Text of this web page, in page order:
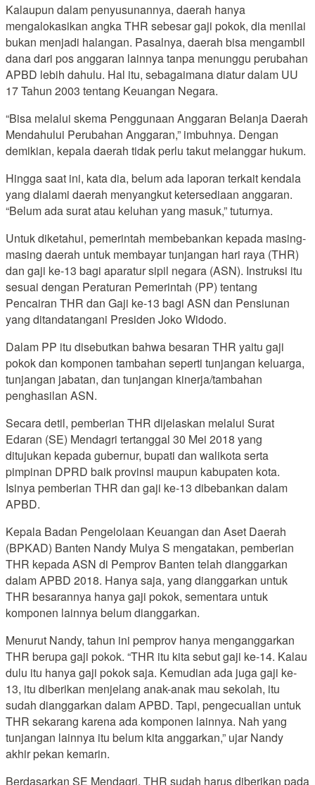
Kalaupun dalam penyusunannya, daerah hanya
mengalokasikan angka THR sebesar gaji pokok, dia menilai
bukan menjadi halangan. Pasalnya, daerah bisa mengambil
dana dari pos anggaran lainnya tanpa menunggu perubahan
APBD lebih dahulu. Hal itu, sebagaimana diatur dalam UU
17 Tahun 2003 tentang Keuangan Negara.
“Bisa melalui skema Penggunaan Anggaran Belanja Daerah
Mendahului Perubahan Anggaran,” imbuhnya. Dengan
demikian, kepala daerah tidak perlu takut melanggar hukum.
Hingga saat ini, kata dia, belum ada laporan terkait kendala
yang dialami daerah menyangkut ketersediaan anggaran.
“Belum ada surat atau keluhan yang masuk,” tuturnya.
Untuk diketahui, pemerintah membebankan kepada masing-
masing daerah untuk membayar tunjangan hari raya (THR)
dan gaji ke-13 bagi aparatur sipil negara (ASN). Instruksi itu
sesuai dengan Peraturan Pemerintah (PP) tentang
Pencairan THR dan Gaji ke-13 bagi ASN dan Pensiunan
yang ditandatangani Presiden Joko Widodo.
Dalam PP itu disebutkan bahwa besaran THR yaitu gaji
pokok dan komponen tambahan seperti tunjangan keluarga,
tunjangan jabatan, dan tunjangan kinerja/tambahan
penghasilan ASN.
Secara detil, pemberian THR dijelaskan melalui Surat
Edaran (SE) Mendagri tertanggal 30 Mei 2018 yang
ditujukan kepada gubernur, bupati dan walikota serta
pimpinan DPRD baik provinsi maupun kabupaten kota.
Isinya pemberian THR dan gaji ke-13 dibebankan dalam
APBD.
Kepala Badan Pengelolaan Keuangan dan Aset Daerah
(BPKAD) Banten Nandy Mulya S mengatakan, pemberian
THR kepada ASN di Pemprov Banten telah dianggarkan
dalam APBD 2018. Hanya saja, yang dianggarkan untuk
THR besarannya hanya gaji pokok, sementara untuk
komponen lainnya belum dianggarkan.
Menurut Nandy, tahun ini pemprov hanya menganggarkan
THR berupa gaji pokok. “THR itu kita sebut gaji ke-14. Kalau
dulu itu hanya gaji pokok saja. Kemudian ada juga gaji ke-
13, itu diberikan menjelang anak-anak mau sekolah, itu
sudah dianggarkan dalam APBD. Tapi, pengecualian untuk
THR sekarang karena ada komponen lainnya. Nah yang
tunjangan lainnya itu belum kita anggarkan,” ujar Nandy
akhir pekan kemarin.
Berdasarkan SE Mendagri, THR sudah harus diberikan pada